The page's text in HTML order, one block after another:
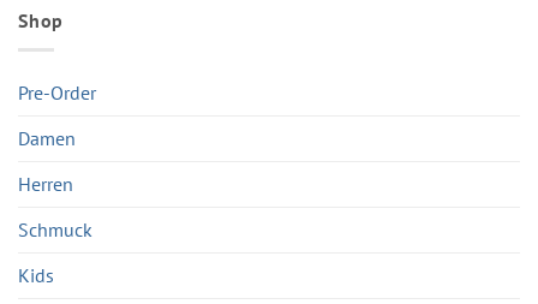
Shop
Pre-Order
Damen
Herren
Schmuck
Kids